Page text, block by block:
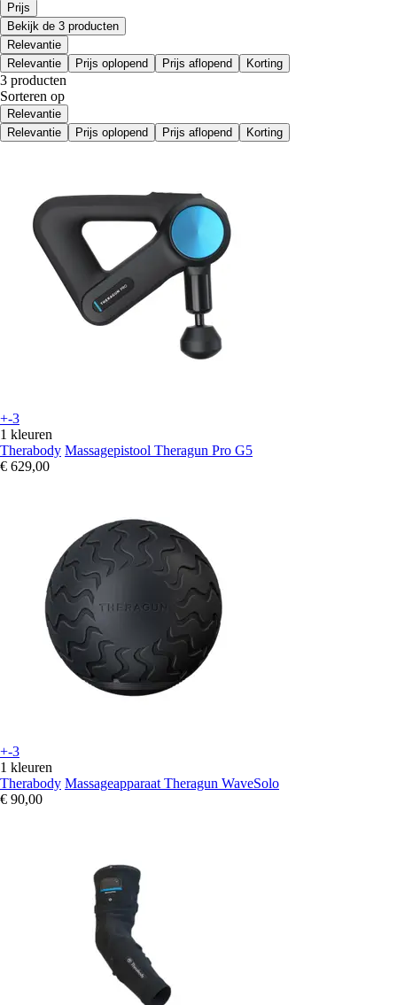
Prijs
Bekijk de 3 producten
Relevantie
Relevantie
Prijs oplopend Prijs aflopend Korting
3 producten
Sorteren op
Relevantie
Relevantie
Prijs oplopend Prijs aflopend Korting
+-3
1 kleuren
Therabody Massagepistool Theragun Pro G5
€ 629,00
+-3
1 kleuren
Therabody Massageapparaat Theragun WaveSolo
€ 90,00